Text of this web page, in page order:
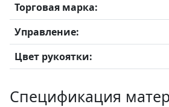
Торговая марка:
Управление:
Цвет рукоятки:
Спецификация